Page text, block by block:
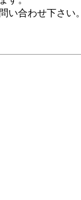
い合わせ下さい。